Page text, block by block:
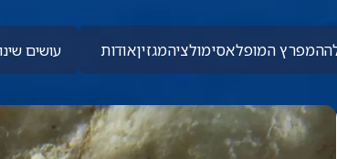
המפרץ המופלאסימולציהמגזיןאודות עושים